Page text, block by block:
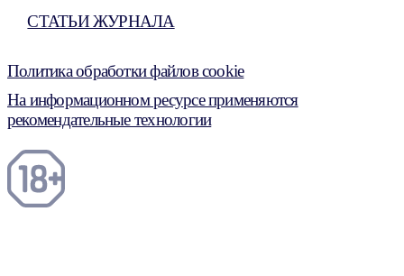
СТАТЬИ ЖУРНАЛА
Политика обработки файлов cookie
На информационном ресурсе применяются
рекомендательные технологии